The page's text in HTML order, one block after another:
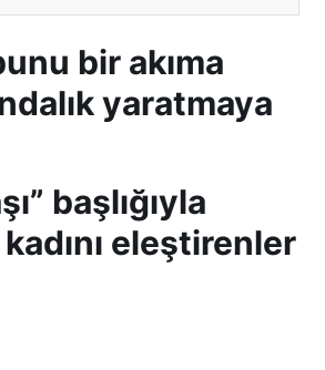
bir akıma
yaratmaya
başlığıyla
eleştirenler